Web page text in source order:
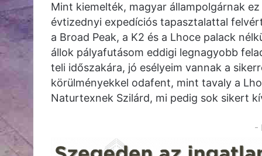
Mint kiemelték, magyar állampolgárnak
évtizednyi expedíciós tapasztalattal
a Broad Peak, a K2 és a Lhoce palack
állok pályafutásom eddigi legnagyobb
teli időszakára, jó esélyeim vannak a
körülményekkel odafent, mint tavaly a
Naturtexnek Szilárd, mi pedig sok sikert
-